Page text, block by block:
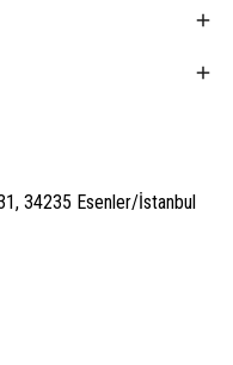
34235 Esenler/İstanbul